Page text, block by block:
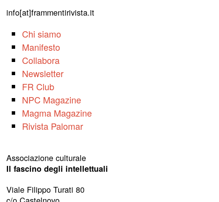
info[at]frammentirivista.it
Chi siamo
Manifesto
Collabora
Newsletter
FR Club
NPC Magazine
Magma Magazine
Rivista Palomar
Associazione culturale
Il fascino degli intellettuali
Viale Filippo Turati 80